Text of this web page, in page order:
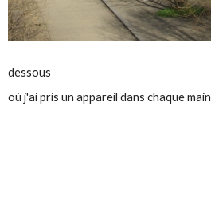
dessous
où j'ai pris un appareil dans chaque main